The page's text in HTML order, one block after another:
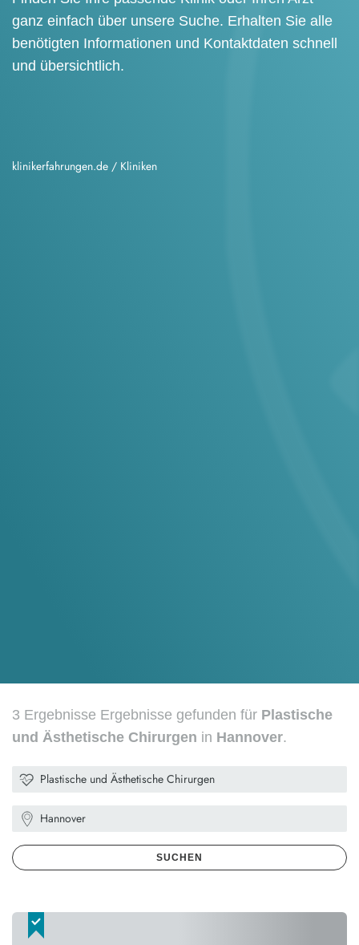
ganz einfach über unsere Suche. Erhalten Sie alle
benötigten Informationen und Kontaktdaten schnell
und übersichtlich.
klinikerfahrungen.de / Kliniken
3 Ergebnisse Ergebnisse gefunden für Plastische
und Ästhetische Chirurgen in Hannover.